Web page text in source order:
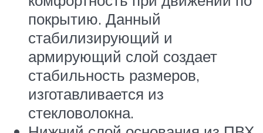
покрытию. Данный
стабилизирующий и
армирующий слой создает
стабильность размеров,
изготавливается из
стекловолокна.